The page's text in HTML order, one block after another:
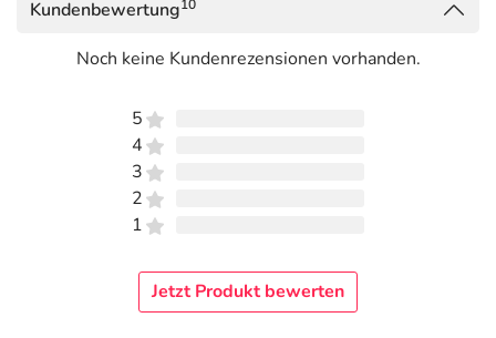
Angaben gem. EU-Produktsicherheitsverordnung (GPSR)
Kundenbewertung10
Noch keine Kundenrezensionen vorhanden.
5
4
3
2
1
Jetzt Produkt bewerten